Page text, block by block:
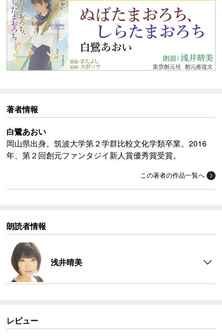
著者情報
白鷺あおい
岡山県出身。筑波大学第２学群比較文化学類卒業。2016
年、第２回創元ファンタジイ新人賞優秀賞受賞。
この著者の作品一覧へ
朗読者情報
浅井晴美
レビュー